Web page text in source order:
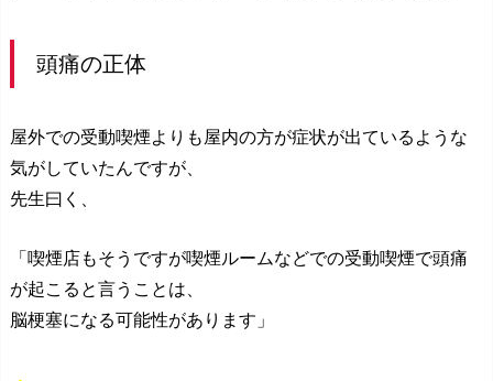
頭痛の正体
屋外での受動喫煙よりも屋内の方が症状が出ているような
気がしていたんですが、
先生曰く、
「喫煙店もそうですが喫煙ルームなどでの受動喫煙で頭痛
が起こると言うことは、
脳梗塞になる可能性があります」